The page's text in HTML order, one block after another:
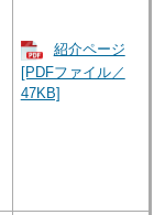
紹介ページ
[PDFファイル／
47KB]